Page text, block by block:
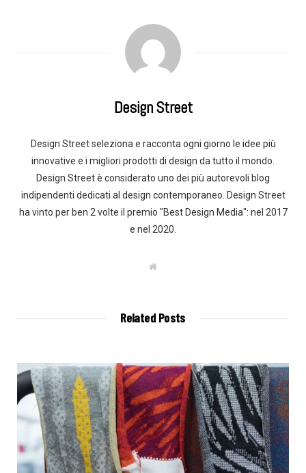
Design Street
Design Street seleziona e racconta ogni giorno le idee più
innovative e i migliori prodotti di design da tutto il mondo.
Design Street è considerato uno dei più autorevoli blog
indipendenti dedicati al design contemporaneo. Design Street
ha vinto per ben 2 volte il premio "Best Design Media": nel 2017
e nel 2020.
W
Related Posts